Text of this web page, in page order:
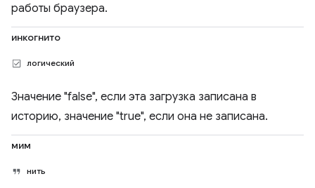
работы браузера.
инкогнито
логический
Значение "false", если эта загрузка записана в
историю, значение "true", если она не записана.
мим
нить